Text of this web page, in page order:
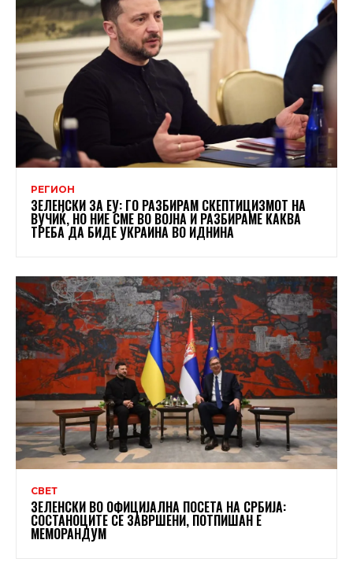
РЕГИОН
ЗЕЛЕНСКИ ЗА ЕУ: ГО РАЗБИРАМ СКЕПТИЦИЗМОТ НА
ВУЧИЌ, НО НИЕ СМЕ ВО ВОЈНА И РАЗБИРАМЕ КАКВА
ТРЕБА ДА БИДЕ УКРАИНА ВО ИДНИНА
СВЕТ
ЗЕЛЕНСКИ ВО ОФИЦИЈАЛНА ПОСЕТА НА СРБИЈА:
СОСТАНОЦИТЕ СЕ ЗАВРШЕНИ, ПОТПИШАН Е
МЕМОРАНДУМ